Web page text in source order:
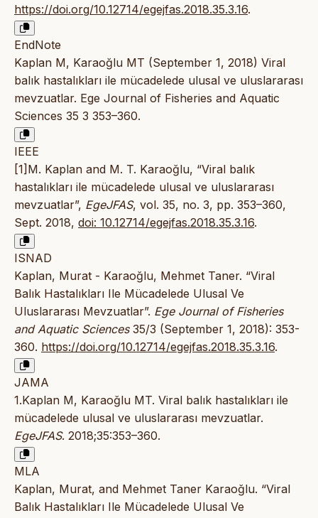
https://doi.org/10.12714/egejfas.2018.35.3.16.
EndNote
Kaplan M, Karaoğlu MT (September 1, 2018) Viral
balık hastalıkları ile mücadelede ulusal ve uluslararası
mevzuatlar. Ege Journal of Fisheries and Aquatic
Sciences 35 3 353–360.
IEEE
[1]M. Kaplan and M. T. Karaoğlu, “Viral balık
hastalıkları ile mücadelede ulusal ve uluslararası
mevzuatlar”, EgeJFAS, vol. 35, no. 3, pp. 353–360,
Sept. 2018, doi: 10.12714/egejfas.2018.35.3.16.
ISNAD
Kaplan, Murat - Karaoğlu, Mehmet Taner. “Viral
Balık Hastalıkları Ile Mücadelede Ulusal Ve
Uluslararası Mevzuatlar”. Ege Journal of Fisheries
and Aquatic Sciences35/3 (September 1, 2018): 353-
360. https://doi.org/10.12714/egejfas.2018.35.3.16.
JAMA
1.Kaplan M, Karaoğlu MT. Viral balık hastalıkları ile
mücadelede ulusal ve uluslararası mevzuatlar.
EgeJFAS. 2018;35:353–360.
MLA
Kaplan, Murat, and Mehmet Taner Karaoğlu. “Viral
Balık Hastalıkları Ile Mücadelede Ulusal Ve